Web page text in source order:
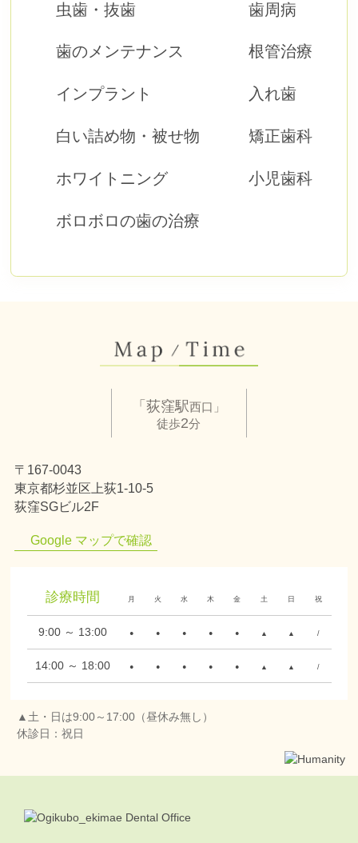
虫歯・抜歯
歯のメンテナンス
インプラント
白い詰め物・被せ物
ホワイトニング
ボロボロの歯の治療
歯周病
根管治療
入れ歯
矯正歯科
小児歯科
「荻窪駅西口」
徒歩2分
〒167-0043
東京都杉並区上荻1-10-5
荻窪SGビル2F
Google マップで確認
診療時間 月 火 水 木 金 土 日 祝
9:00 ～ 13:00 ● ● ● ● ● ▲ ▲ /
14:00 ～ 18:00 ● ● ● ● ● ▲ ▲ /
▲土・日は9:00～17:00（昼休み無し）
休診日：祝日